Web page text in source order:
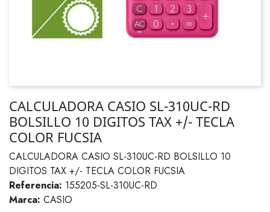
CALCULADORA CASIO SL-310UC-RD
BOLSILLO 10 DIGITOS TAX +/- TECLA
COLOR FUCSIA
CALCULADORA CASIO SL-310UC-RD BOLSILLO 10
DIGITOS TAX +/- TECLA COLOR FUCSIA
Referencia: 155205-SL-310UC-RD
Marca: CASIO